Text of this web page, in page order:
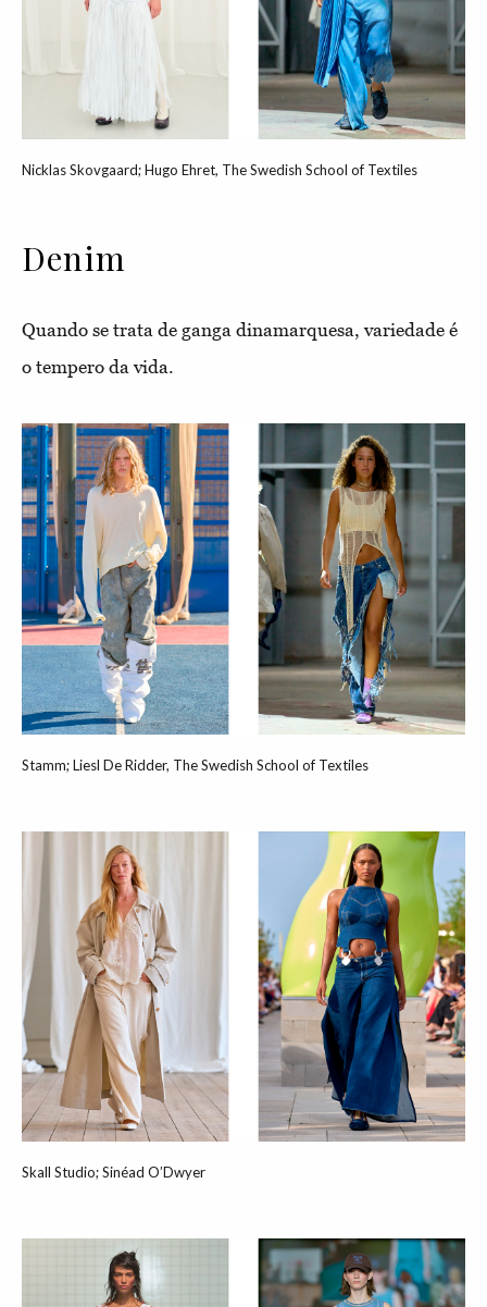
Nicklas Skovgaard; Hugo Ehret, The Swedish School of Textiles
Denim
Quando se trata de ganga dinamarquesa, variedade é
o tempero da vida.
Stamm; Liesl De Ridder, The Swedish School of Textiles
Skall Studio; Sinéad O’Dwyer